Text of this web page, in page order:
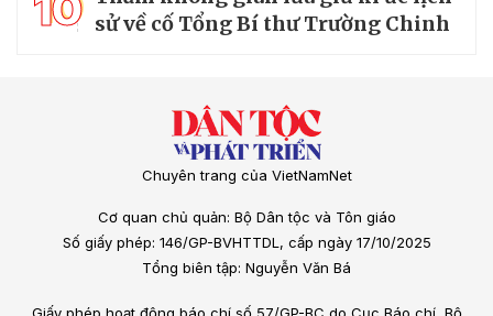
sử về cố Tổng Bí thư Trường Chinh
Chuyên trang của VietNamNet
Cơ quan chủ quản: Bộ Dân tộc và Tôn giáo
Số giấy phép: 146/GP-BVHTTDL, cấp ngày 17/10/2025
Tổng biên tập: Nguyễn Văn Bá